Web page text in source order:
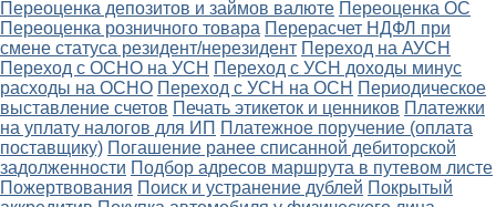
Переоценка депозитов и займов валюте Переоценка ОС
Переоценка розничного товара Перерасчет НДФЛ при
смене статуса резидент/нерезидент Переход на АУСН
Переход с ОСНО на УСН Переход с УСН доходы минус
расходы на ОСНО Переход с УСН на ОСН Периодическое
выставление счетов Печать этикеток и ценников Платежки
на уплату налогов для ИП Платежное поручение (оплата
поставщику) Погашение ранее списанной дебиторской
задолженности Подбор адресов маршрута в путевом листе
Пожертвования Поиск и устранение дублей Покрытый